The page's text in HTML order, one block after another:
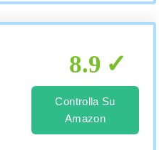
8.9
Controlla Su
Amazon